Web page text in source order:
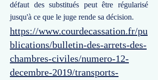
défaut des substitués peut être régularisé
jusqu'à ce que le juge rende sa décision.
https://www.courdecassation.fr/pu
blications/bulletin-des-arrets-des-
chambres-civiles/numero-12-
decembre-2019/transports-